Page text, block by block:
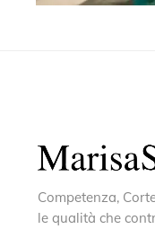
Competenza,
le qualità che